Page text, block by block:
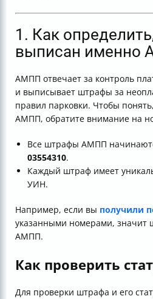
1. Как
выписан именно
АМПП отвечает за контроль
и выписывает штрафы за
правил парковки. Чтобы
АМПП, обратите внимание на
Все штрафы АМПП
03554310.
Каждый штраф имеет
УИН.
Например, если вы получили
указанными номерами,
АМПП.
Как проверить
Для проверки штрафа и его